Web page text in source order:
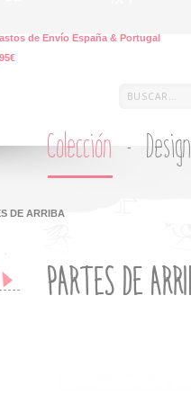
de Envío España & Portugal
Colección
DE ARRIBA
PARTES DE